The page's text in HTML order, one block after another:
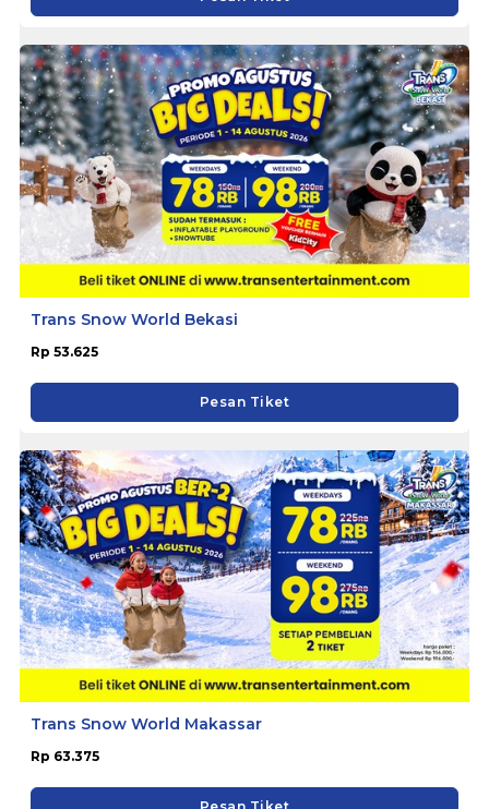
Trans Snow World Bekasi
Rp 53.625
Pesan Tiket
Trans Snow World Makassar
Rp 63.375